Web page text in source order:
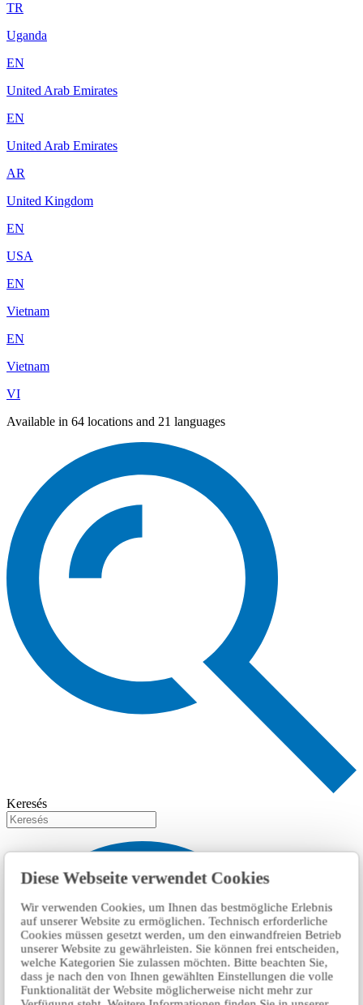
Diese Webseite verwendet Cookies
Wir verwenden Cookies, um Ihnen das bestmögliche Erlebnis
auf unserer Website zu ermöglichen. Technisch erforderliche
Cookies müssen gesetzt werden, um den einwandfreien Betrieb
unserer Website zu gewährleisten. Sie können frei entscheiden,
welche Kategorien Sie zulassen möchten. Bitte beachten Sie,
dass je nach den von Ihnen gewählten Einstellungen die volle
Funktionalität der Website möglicherweise nicht mehr zur
TR
Uganda
EN
United Arab Emirates
EN
United Arab Emirates
AR
United Kingdom
EN
USA
EN
Vietnam
EN
Vietnam
VI
Available in 64 locations and 21 languages
Keresés